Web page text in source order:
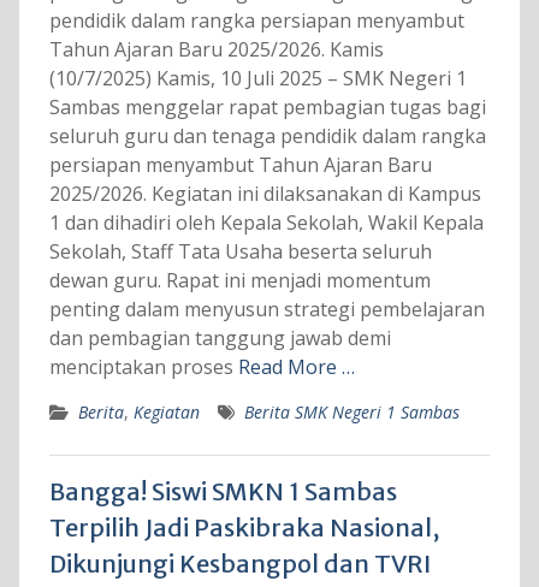
pendidik dalam rangka persiapan menyambut
Tahun Ajaran Baru 2025/2026. Kamis
(10/7/2025) Kamis, 10 Juli 2025 – SMK Negeri 1
Sambas menggelar rapat pembagian tugas bagi
seluruh guru dan tenaga pendidik dalam rangka
persiapan menyambut Tahun Ajaran Baru
2025/2026. Kegiatan ini dilaksanakan di Kampus
1 dan dihadiri oleh Kepala Sekolah, Wakil Kepala
Sekolah, Staff Tata Usaha beserta seluruh
dewan guru. Rapat ini menjadi momentum
penting dalam menyusun strategi pembelajaran
dan pembagian tanggung jawab demi
menciptakan proses Read More …
Berita, Kegiatan Berita SMK Negeri 1 Sambas
Bangga! Siswi SMKN 1 Sambas
Terpilih Jadi Paskibraka Nasional,
Dikunjungi Kesbangpol dan TVRI